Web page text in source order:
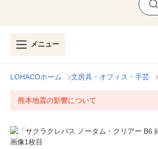
メニュー
LOHACOホーム 文房具・オフィス・手芸
熊本地震の影響について